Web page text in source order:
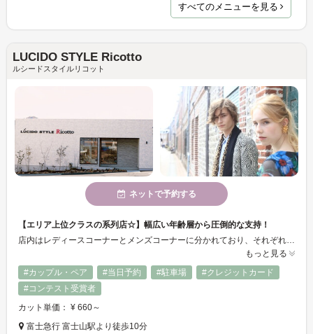
すべてのメニューを見る
LUCIDO STYLE Ricotto
ルシードスタイルリコット
ネットで予約する
【エリア上位クラスの系列店☆】幅広い年齢層から圧倒的な支持！
店内はレディースコーナーとメンズコーナーに分かれており、それぞれの専門メニューをご用意しております。そしてヘッドスパやまつげエクステ、お子様連れ、カップルでもお過ごし頂けるラグジュアリールームもご用意しております。ご家族やご友人をお誘いの上、ぜひご来店下さい♪大人のオシャレと贅沢な時間を…☆
もっと見る
#カップル・ペア
#当日予約 #駐車場
#クレジットカード
#コンテスト受賞者
カット単価： ¥ 660～
富士急行 富士山駅より徒歩10分